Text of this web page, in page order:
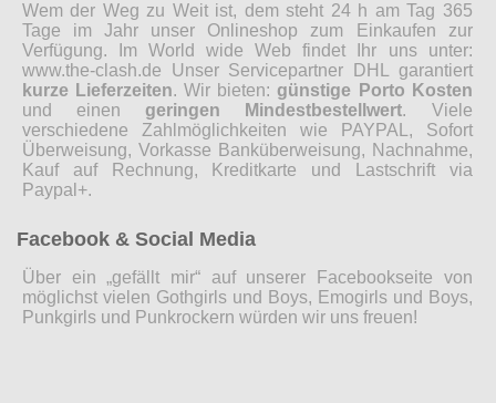
Wem der Weg zu Weit ist, dem steht 24 h am Tag 365
Tage im Jahr unser Onlineshop zum Einkaufen zur
Verfügung. Im World wide Web findet Ihr uns unter:
www.the-clash.de Unser Servicepartner DHL garantiert
kurze Lieferzeiten. Wir bieten:günstige Porto Kosten
und einengeringen Mindestbestellwert. Viele
verschiedene Zahlmöglichkeiten wie PAYPAL, Sofort
Überweisung, Vorkasse Banküberweisung, Nachnahme,
Kauf auf Rechnung, Kreditkarte und Lastschrift via
Paypal+.
Facebook & Social Media
Über ein „gefällt mir“ auf unserer Facebookseite von
möglichst vielen Gothgirls und Boys, Emogirls und Boys,
Punkgirls und Punkrockern würden wir uns freuen!